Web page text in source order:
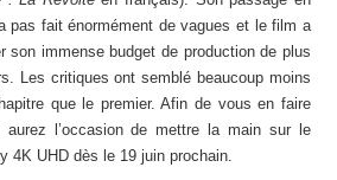
pas fait énormément de vagues et le film a
son immense budget de production de plus
Les critiques ont semblé beaucoup moins
que le premier. Afin de vous en faire
aurez l’occasion de mettre la main sur le
4K UHD dès le 19 juin prochain.